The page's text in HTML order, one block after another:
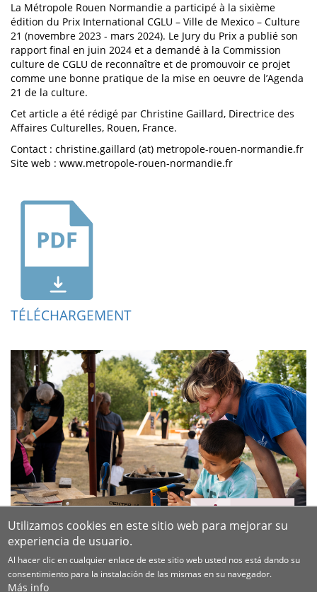
La Métropole Rouen Normandie a participé à la sixième
édition du Prix International CGLU – Ville de Mexico – Culture
21 (novembre 2023 - mars 2024). Le Jury du Prix a publié son
rapport final en juin 2024 et a demandé à la Commission
culture de CGLU de reconnaître et de promouvoir ce projet
comme une bonne pratique de la mise en oeuvre de l’Agenda
21 de la culture.
Cet article a été rédigé par Christine Gaillard, Directrice des
Affaires Culturelles, Rouen, France.
Contact : christine.gaillard (at) metropole-rouen-normandie.fr
Site web : www.metropole-rouen-normandie.fr
TÉLÉCHARGEMENT
Utilizamos cookies en este sitio web para mejorar su
experiencia de usuario.
Al hacer clic en cualquier enlace de este sitio web usted nos está dando su
consentimiento para la instalación de las mismas en su navegador.
Más info